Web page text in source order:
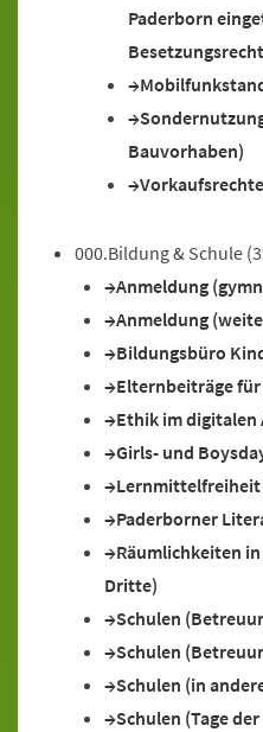
Paderborn
Bauvorhaben)
000.Bildung & Schule
Anmeldung
Anmeldung
Bildungsbüro
Elternbeiträge
Ethik im digitalen
Girls- und
Paderborner
Räumlichkeiten
Dritte)
Schulen
Schulen
Schulen (in
Schulen (Tage